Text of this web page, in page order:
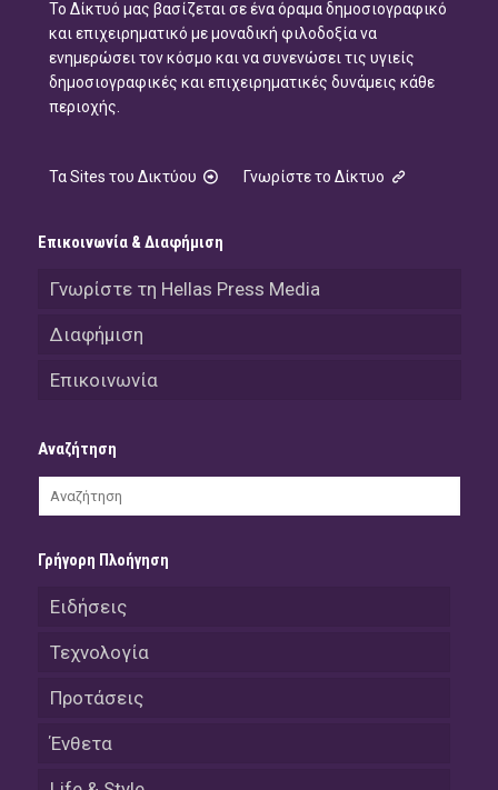
Το Δίκτυό μας βασίζεται σε ένα όραμα δημοσιογραφικό
και επιχειρηματικό με μοναδική φιλοδοξία να
ενημερώσει τον κόσμο και να συνενώσει τις υγιείς
δημοσιογραφικές και επιχειρηματικές δυνάμεις κάθε
περιοχής.
Τα Sites του Δικτύου Γνωρίστε το Δίκτυο
Επικοινωνία & Διαφήμιση
Γνωρίστε τη Hellas Press Media
Διαφήμιση
Επικοινωνία
Αναζήτηση
Γρήγορη Πλοήγηση
Ειδήσεις
Τεχνολογία
Προτάσεις
Ένθετα